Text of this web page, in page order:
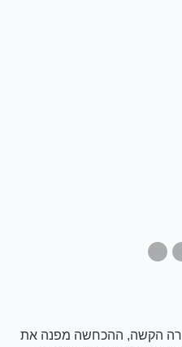
הקשה, ההכחשה מפנה את